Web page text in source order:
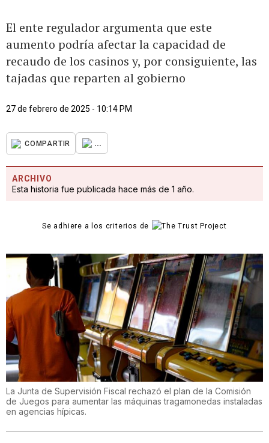
El ente regulador argumenta que este
aumento podría afectar la capacidad de
recaudo de los casinos y, por consiguiente, las
tajadas que reparten al gobierno
27 de febrero de 2025 - 10:14 PM
COMPARTIR ...
ARCHIVO
Esta historia fue publicada hace más de 1 año.
Se adhiere a los criterios de
La Junta de Supervisión Fiscal rechazó el plan de la Comisión
de Juegos para aumentar las máquinas tragamonedas instaladas
en agencias hípicas.